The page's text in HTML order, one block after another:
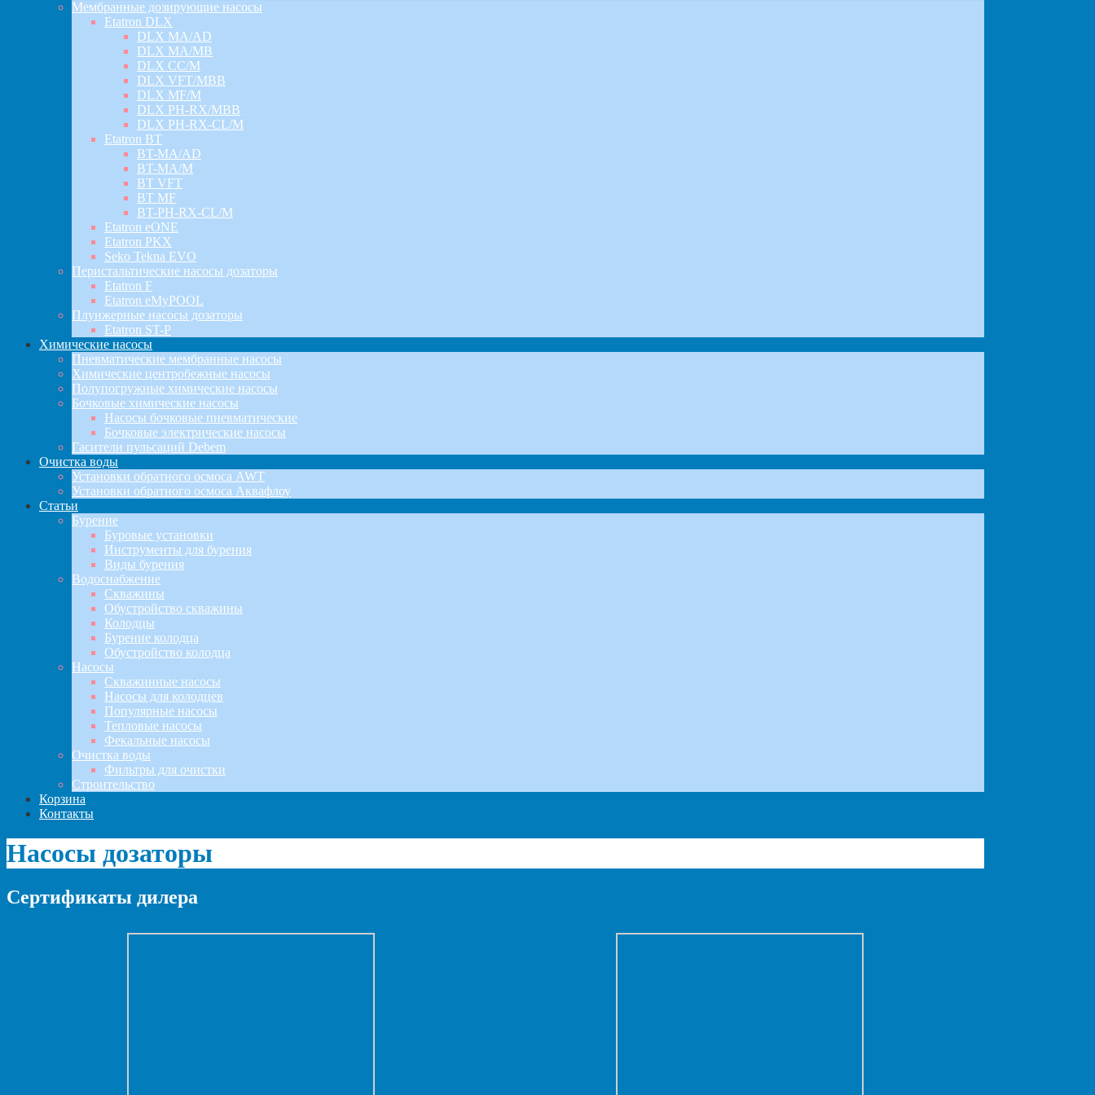
Мембранные дозирующие насосы
Etatron DLX
DLX MA/AD
DLX MA/MB
DLX CC/M
DLX VFT/MBB
DLX MF/M
DLX PH-RX/MBB
DLX PH-RX-CL/M
Etatron BT
BT-MA/AD
BT-MA/M
BT VFT
BT MF
BT-PH-RX-CL/M
Etatron eONE
Etatron PKX
Seko Tekna EVO
Перистальтические насосы дозаторы
Etatron F
Etatron eMyPOOL
Плунжерные насосы дозаторы
Etatron ST-P
Химические насосы
Пневматические мембранные насосы
Химические центробежные насосы
Полупогружные химические насосы
Бочковые химические насосы
Насосы бочковые пневматические
Бочковые электрические насосы
Гасители пульсаций Debem
Очистка воды
Установки обратного осмоса AWT
Установки обратного осмоса Аквафлоу
Статьи
Бурение
Буровые установки
Инструменты для бурения
Виды бурения
Водоснабжение
Скважины
Обустройство скважины
Колодцы
Бурение колодца
Обустройство колодца
Насосы
Скважинные насосы
Насосы для колодцев
Популярные насосы
Тепловые насосы
Фекальные насосы
Очистка воды
Фильтры для очистки
Строительство
Корзина
Контакты
Насосы дозаторы
Сертификаты дилера